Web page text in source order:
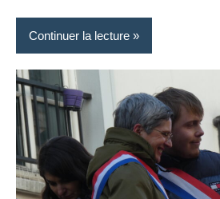
Continuer la lecture